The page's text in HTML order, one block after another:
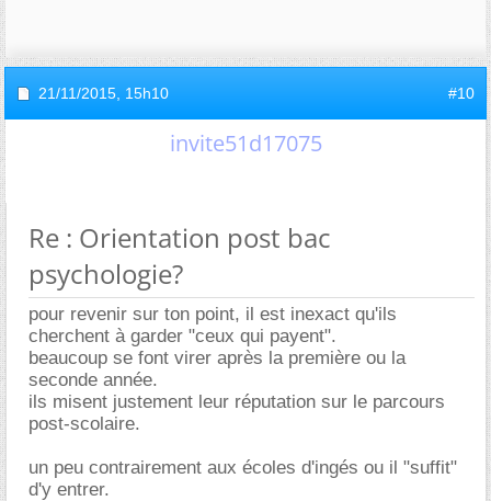
21/11/2015, 15h10 #10
invite51d17075
Re : Orientation post bac
psychologie?
pour revenir sur ton point, il est inexact qu'ils
cherchent à garder "ceux qui payent".
beaucoup se font virer après la première ou la
seconde année.
ils misent justement leur réputation sur le parcours
post-scolaire.
un peu contrairement aux écoles d'ingés ou il "suffit"
d'y entrer.